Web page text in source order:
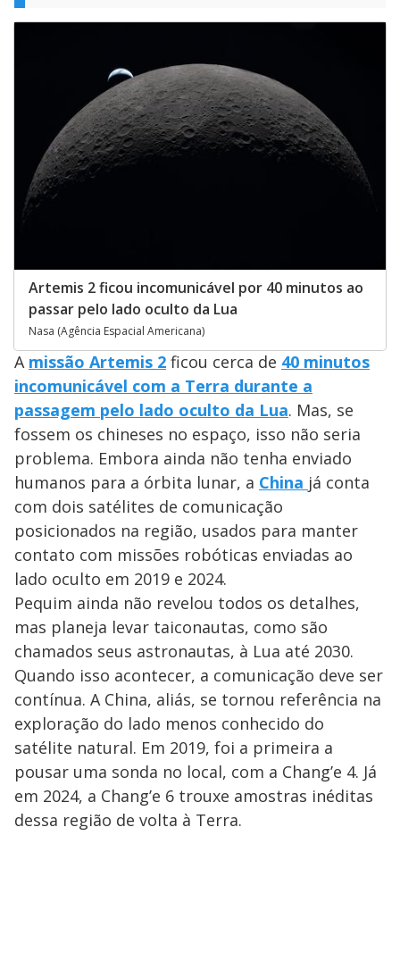
Artemis 2 ficou incomunicável por 40 minutos ao
passar pelo lado oculto da Lua
Nasa (Agência Espacial Americana)
A missão Artemis 2 ficou cerca de 40 minutos
incomunicável com a Terra durante a
passagem pelo lado oculto da Lua. Mas, se
fossem os chineses no espaço, isso não seria
problema. Embora ainda não tenha enviado
humanos para a órbita lunar, a China já conta
com dois satélites de comunicação
posicionados na região, usados para manter
contato com missões robóticas enviadas ao
lado oculto em 2019 e 2024.
Pequim ainda não revelou todos os detalhes,
mas planeja levar taiconautas, como são
chamados seus astronautas, à Lua até 2030.
Quando isso acontecer, a comunicação deve ser
contínua. A China, aliás, se tornou referência na
exploração do lado menos conhecido do
satélite natural. Em 2019, foi a primeira a
pousar uma sonda no local, com a Chang’e 4. Já
em 2024, a Chang’e 6 trouxe amostras inéditas
dessa região de volta à Terra.